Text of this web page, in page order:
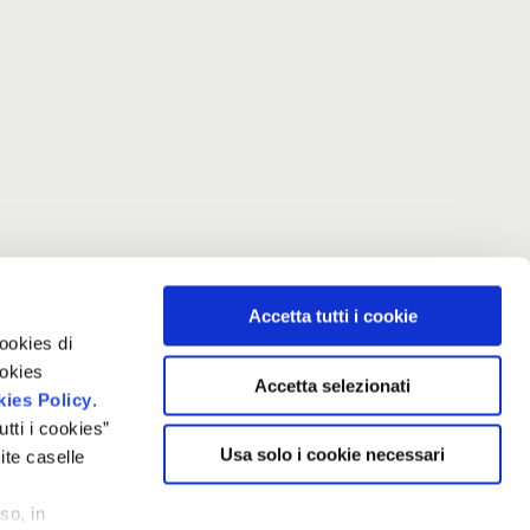
di
Policy.
i cookies”
caselle
in
Accetta tutti i cookie
Accetta selezionati
Usa solo i cookie necessari